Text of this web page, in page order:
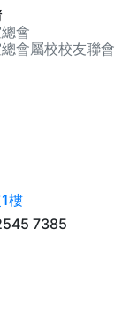
會
會屬校校友聯會
樓
7385